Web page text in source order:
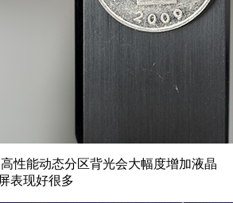
性能动态分区背光会大幅度增加液晶
表现好很多